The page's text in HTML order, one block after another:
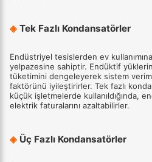
◈ Tek Fazlı Kondansatörler
Endüstriyel tesislerden ev
yelpazesine sahiptir. Endüktif
tüketimini dengeleyerek sistem
faktörünü iyileştirirler. Tek fazlı
küçük işletmelerde kullanıldığında,
elektrik faturalarını azaltabilirler.
◈ Üç Fazlı Kondansatörler